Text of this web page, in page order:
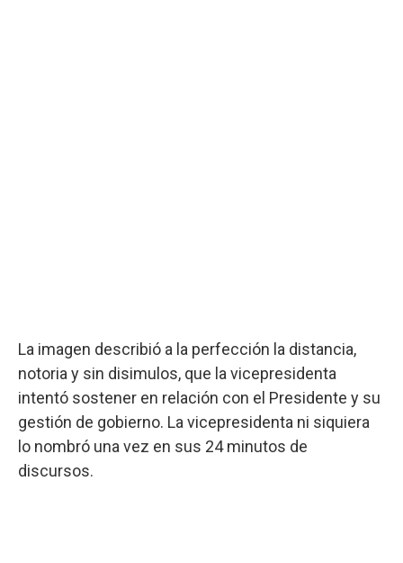
La imagen describió a la perfección la distancia,
notoria y sin disimulos, que la vicepresidenta
intentó sostener en relación con el Presidente y su
gestión de gobierno. La vicepresidenta ni siquiera
lo nombró una vez en sus 24 minutos de
discursos.